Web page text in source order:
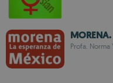
MORENA.
Profa. Norma